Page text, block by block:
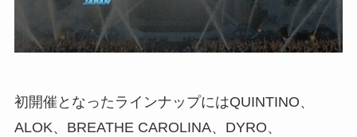
初開催となったラインナップにはQUINTINO、
ALOK、BREATHE CAROLINA、DYRO、